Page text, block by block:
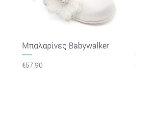
Μπαλαρίνες Babywalker
Price
€57.90 Price
€53.90